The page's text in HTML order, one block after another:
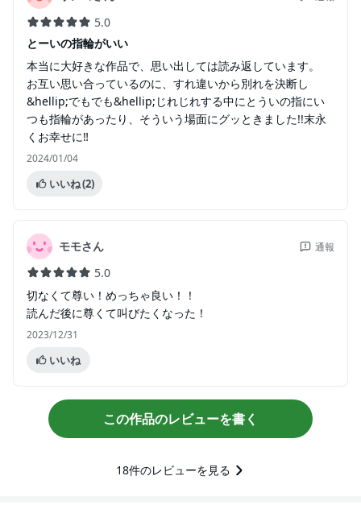
5.0
とーいの指輪がいい
本当に大好きな作品で、思い出しては読み返しています。
お互い思い合っているのに、すれ違いから別れを決断し
&hellip;でもでも&hellip;じれじれする中にとういの指にい
つも指輪があったり、そういう場面にグッときました!!末永
くお幸せに‼
2024/01/04
いいね(2)
モモさん 通報
5.0
切なくて尊い！めっちゃ良い！！
読んだ後に尊くて叫びたくなった！
2023/12/31
いいね
この作品のレビューを書く
18件のレビューを見る